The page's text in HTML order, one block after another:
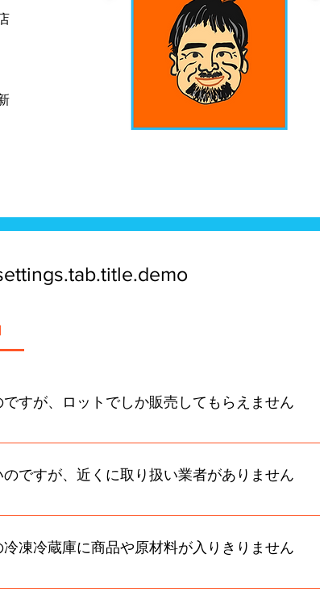
すが、ロットでしか販売してもらえません
引先を探します。 ・当社でロットで購入し倉庫保
ですが、近くに取り扱い業者がありません
ル活用し、商品の製造メーカーを探します。 製造
凍冷蔵庫に商品や原材料が入りきりません
約スペースで一時保管します。倉庫に商品を取りに